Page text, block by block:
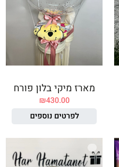
מארז מיקי בלון פורח
₪430.00
לפרטים נוספים